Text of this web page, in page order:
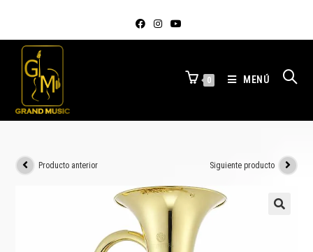
0 MENÚ
Producto anterior Siguiente producto